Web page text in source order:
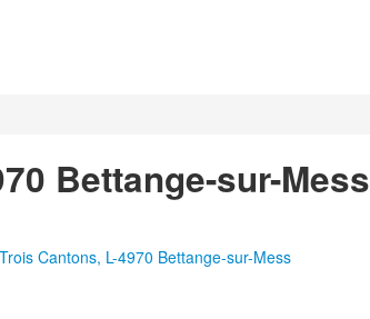
Bettange-sur-Mess
Cantons, L-4970 Bettange-sur-Mess